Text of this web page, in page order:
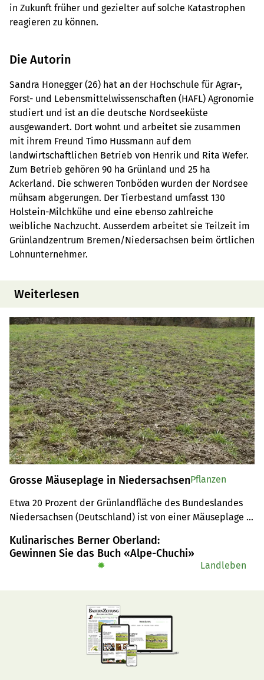
in Zukunft früher und gezielter auf solche Katastrophen
reagieren zu können.
Die Autorin
Sandra Honegger (26) hat an der Hochschule für Agrar-,
Forst- und Lebensmittelwissenschaften (HAFL) Agronomie
studiert und ist an die deutsche Nordseeküste
ausgewandert. Dort wohnt und arbeitet sie zusammen
mit ihrem Freund Timo Hussmann auf dem
landwirtschaftlichen Betrieb von Henrik und Rita Wefer.
Zum Betrieb gehören 90 ha Grünland und 25 ha
Ackerland. Die schweren Tonböden wurden der Nordsee
mühsam abgerungen. Der Tierbestand umfasst 130
Holstein-Milchkühe und eine ebenso zahlreiche
weibliche Nachzucht. Ausserdem arbeitet sie Teilzeit im
Grünlandzentrum Bremen/Niedersachsen beim örtlichen
Lohnunternehmer.
Weiterlesen
Grosse Mäuseplage in Niedersachsen
Etwa 20 Prozent der Grünlandfläche des Bundeslandes
Niedersachsen (Deutschland) ist von einer Mäuseplage
Landwirten Lösungen zu finden.
Pflanzen
Kulinarisches Berner Oberland:
Gewinnen Sie das Buch «Alpe-Chuchi»
✹ Landleben